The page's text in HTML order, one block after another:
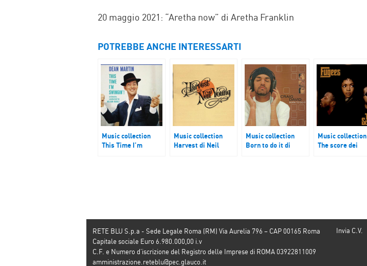
20 maggio 2021: “Aretha now” di Aretha Franklin
POTREBBE ANCHE INTERESSARTI
Music collection
This Time I’m
Music collection
Harvest di Neil
Music collection
Born to do it di
Music collection
The score dei
Invia C.V.
RETE BLU S.p.a - Sede Legale Roma (RM) Via Aurelia 796 – CAP 00165 Roma
Capitale sociale Euro 6.980.000,00 i.v
C.F. e Numero d’iscrizione del Registro delle Imprese di ROMA 03922811009
amministrazione.reteblu@pec.glauco.it